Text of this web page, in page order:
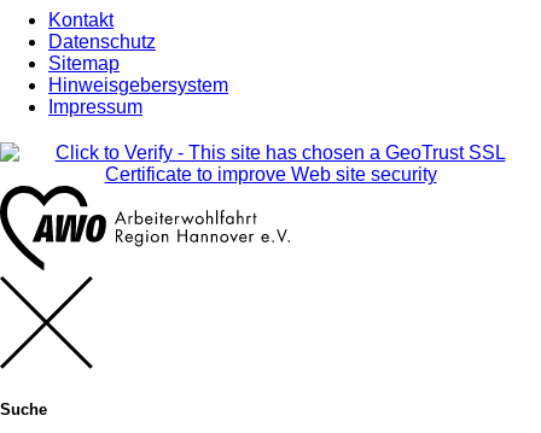
Kontakt
Datenschutz
Sitemap
Hinweisgebersystem
Impressum
Suche